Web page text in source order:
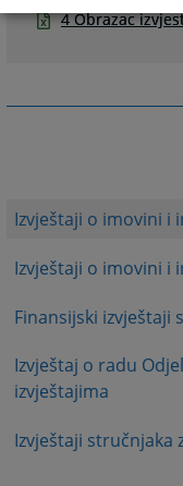
Izvještaji o imovini i
Izvještaji o imovini i
Finansijski izvještaji
Izvještaj o radu
izvještajima
Izvještaji stručnjaka
4 Obrazac